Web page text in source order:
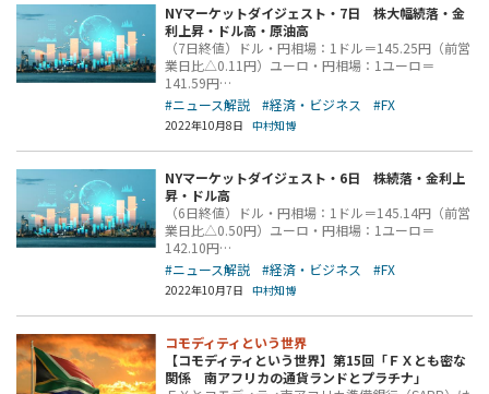
NYマーケットダイジェスト・7日 株大幅続落・金
利上昇・ドル高・原油高
（7日終値）ドル・円相場：1ドル＝145.25円（前営
業日比△0.11円）ユーロ・円相場：1ユーロ＝
141.59円…
#ニュース解説
#経済・ビジネス #FX
2022年10月8日 中村知博
NYマーケットダイジェスト・6日 株続落・金利上
昇・ドル高
（6日終値）ドル・円相場：1ドル＝145.14円（前営
業日比△0.50円）ユーロ・円相場：1ユーロ＝
142.10円…
#ニュース解説
#経済・ビジネス #FX
2022年10月7日 中村知博
コモディティという世界
【コモディティという世界】第15回「ＦＸとも密な
関係 南アフリカの通貨ランドとプラチナ」